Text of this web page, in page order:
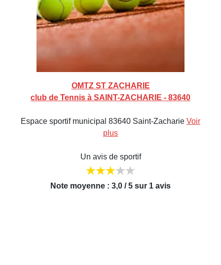
OMTZ ST ZACHARIE
club de Tennis à SAINT-ZACHARIE - 83640
Espace sportif municipal 83640 Saint-Zacharie Voir
plus
Un avis de sportif
Note moyenne : 3,0 / 5 sur 1 avis